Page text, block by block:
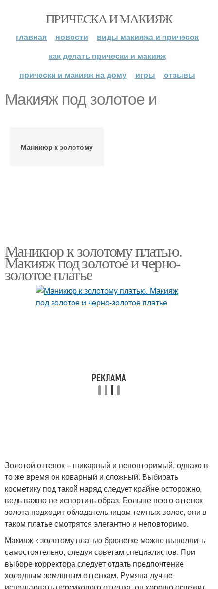
ПРИЧЕСКА И МАКИЯЖ
главная новости
виды макияжа и причесок
как делать прически и макияж
прически и макияж на дому
игры отзывы
Макияж под золотое и
Маникюр к золотому
Маникюр к золотому платью.
Макияж под золотое и черно-
золотое платье
Золотой оттенок – шикарный и неповторимый, однако в
то же время он коварный и сложный. Выбирать
косметику под такой наряд следует крайне осторожно,
ведь важно не испортить образ. Больше всего оттенок
золота подходит обладательницам темных волос, они в
таком платье смотрятся элегантно и неповторимо.
Макияж к золотому платью брюнетке можно выполнить
самостоятельно, следуя советам специалистов. При
выборе корректора следует отдать предпочтение
холодным земляным оттенкам. Румяна лучше